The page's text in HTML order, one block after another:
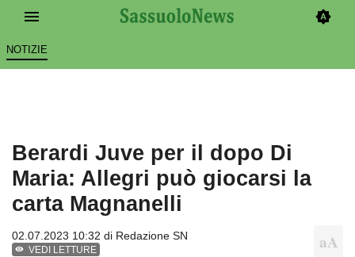
NOTIZIE
Berardi Juve per il dopo Di
Maria: Allegri può giocarsi la
carta Magnanelli
02.07.2023 10:32 di Redazione SN
VEDI LETTURE